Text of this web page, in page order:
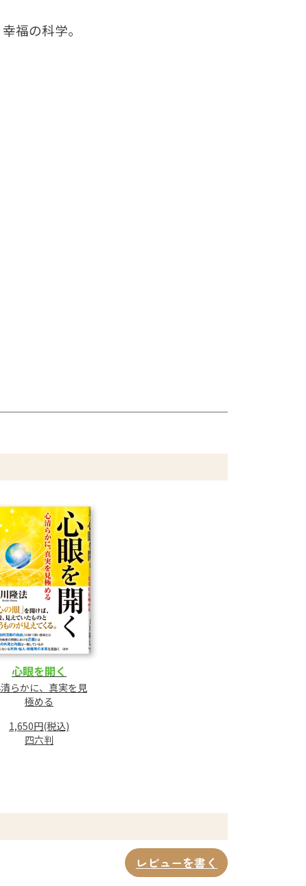
福の科学。
心眼を開く
らかに、真実を見
極める
1,650円(税込)
四六判
レビューを書く